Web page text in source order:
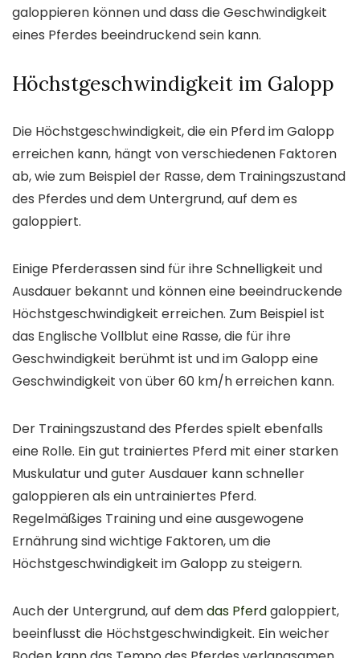
galoppieren können und dass die Geschwindigkeit
eines Pferdes beeindruckend sein kann.
Höchstgeschwindigkeit im Galopp
Die Höchstgeschwindigkeit, die ein Pferd im Galopp
erreichen kann, hängt von verschiedenen Faktoren
ab, wie zum Beispiel der Rasse, dem Trainingszustand
des Pferdes und dem Untergrund, auf dem es
galoppiert.
Einige Pferderassen sind für ihre Schnelligkeit und
Ausdauer bekannt und können eine beeindruckende
Höchstgeschwindigkeit erreichen. Zum Beispiel ist
das Englische Vollblut eine Rasse, die für ihre
Geschwindigkeit berühmt ist und im Galopp eine
Geschwindigkeit von über 60 km/h erreichen kann.
Der Trainingszustand des Pferdes spielt ebenfalls
eine Rolle. Ein gut trainiertes Pferd mit einer starken
Muskulatur und guter Ausdauer kann schneller
galoppieren als ein untrainiertes Pferd.
Regelmäßiges Training und eine ausgewogene
Ernährung sind wichtige Faktoren, um die
Höchstgeschwindigkeit im Galopp zu steigern.
Auch der Untergrund, auf demdas Pferdgaloppiert,
beeinflusst die Höchstgeschwindigkeit. Ein weicher